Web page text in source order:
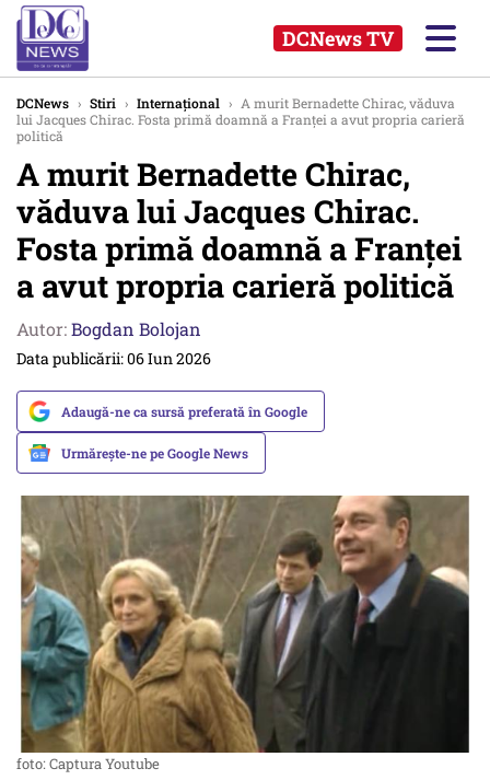
DCNews TV
DCNews › Stiri › Internațional › A murit Bernadette Chirac, văduva
lui Jacques Chirac. Fosta primă doamnă a Franței a avut propria carieră
politică
A murit Bernadette Chirac,
văduva lui Jacques Chirac.
Fosta primă doamnă a Franței
a avut propria carieră politică
Autor:Bogdan Bolojan
Data publicării: 06 Iun 2026
Adaugă-ne ca sursă preferată în Google
Urmărește-ne pe Google News
foto: Captura Youtube